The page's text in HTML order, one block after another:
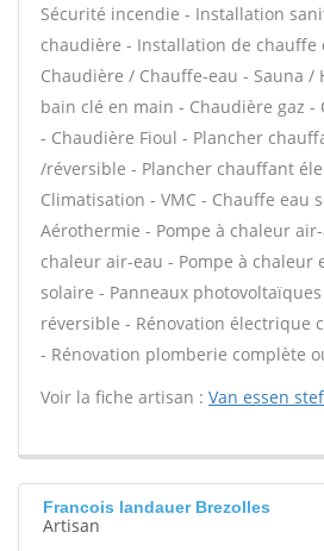
Sécurité incendie - Installation
chaudière - Installation de chauffe
Chaudière / Chauffe-eau - Sauna /
bain clé en main - Chaudière gaz
- Chaudière Fioul - Plancher
/réversible - Plancher chauffant
Climatisation - VMC - Chauffe eau
Aérothermie - Pompe à chaleur
chaleur air-eau - Pompe à chaleur
solaire - Panneaux
réversible - Rénovation électrique
- Rénovation plomberie complète
Voir la fiche artisan : Van essen
Francois landauer Brezolles
Artisan